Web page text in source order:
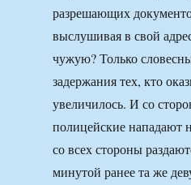
разрешающих
выслушивая в свой
чужую? Только
задержания тех, кто
увеличилось. И со
полицейские нападают
со всех стороны
минутой ранее та же